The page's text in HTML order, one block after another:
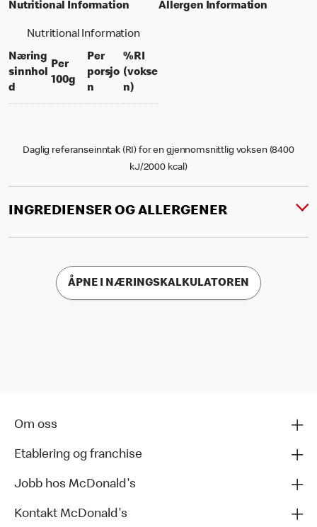
Nutritional Information
Nutritional Information
Næring
sinnhol
d
Per
100gper 100 grams
Per
porsjo
nper portion
%RI
(vokse
n)% daily value for an adult
Allergen Information
Daglig referanseinntak (RI) for en gjennomsnittlig voksen (8400
kJ/2000 kcal)
INGREDIENSER OG ALLERGENER
ÅPNE I NÆRINGSKALKULATOREN
Om oss
Etablering og franchise
Jobb hos McDonald's
Kontakt McDonald's